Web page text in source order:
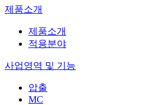
제품소개
제품소개
적용분야
사업영역 및 기능
압출
MC